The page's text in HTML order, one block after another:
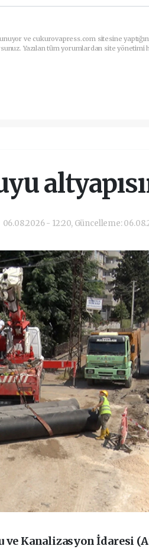
ve cukurovapress.com sitesine
Yazılan tüm yorumlardan site
06.08.2026 - 12:20, Güncelleme:
ve Kanalizasyon İdaresi